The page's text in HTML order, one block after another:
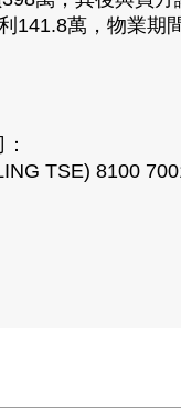
141.8萬，物業期
TSE) 8100